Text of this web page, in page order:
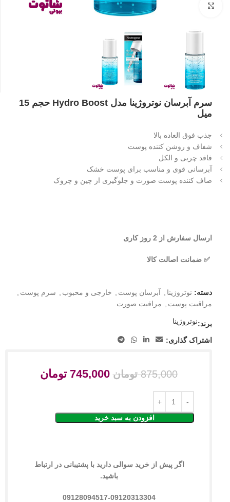
بزرگنمایی تصویر
سرم آبرسان نوتروژینا مدل Hydro Boost حجم 15
میل
جذب فوق العاده بالا
شفاف و روشن کننده پوست
فاقد چربی و الکل
آبرسانی قوی و مناسب برای پوست خشک
صاف کننده پوست صورت و جلوگیری از چین و چروک
ارسال سفارش از 2 روز کاری
✅ ضمانت اصالت کالا
دسته: نوتروژینا آبرسان پوست خارجی و محبوب سرم پوست
مراقبت پوست
مراقبت صورت
برند:نوتروژینا
اشتراک گذاری:
875,000 تومان 745,000 تومان
افزودن به سبد خرید
اگر پیش از خرید سوالی دارید با پشتیبانی در ارتباط
باشید.
09128094517-09120313304